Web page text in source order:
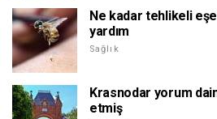
Ne kadar tehlikeli
yardım
Sağlık
Krasnodar yorum
etmiş